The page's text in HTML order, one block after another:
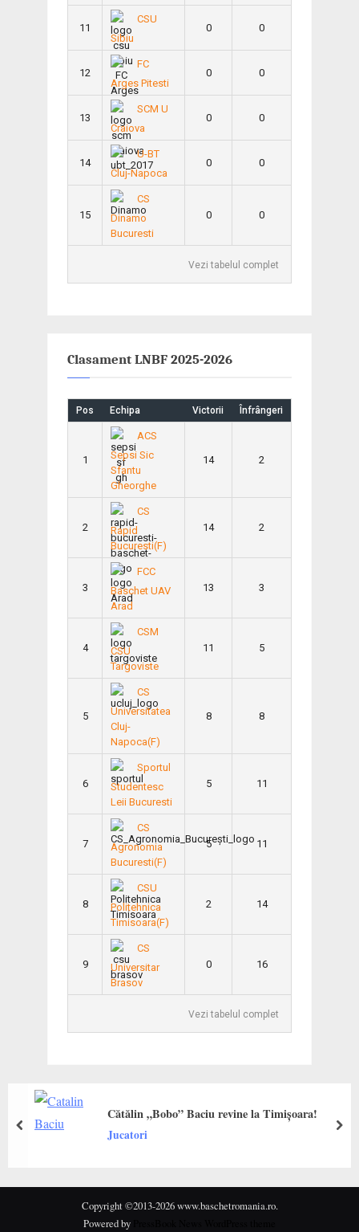
11
CSU
Sibiu
0 0
12
FC
Arges Pitesti
0 0
13
SCM U
Craiova
0 0
14
U-BT
Cluj-Napoca
0 0
15
CS
Dinamo
Bucuresti
0 0
Vezi tabelul complet
Clasament LNBF 2025-2026
Pos Echipa Victorii Înfrângeri
1
ACS
Sepsi Sic
Sfantu
Gheorghe
14 2
2
CS
Rapid
Bucuresti(F)
14 2
3
FCC
Baschet UAV
Arad
13 3
4
CSM
CSU
Targoviste
11 5
5
CS
Universitatea
Cluj-
Napoca(F)
8 8
6
Sportul
Studentesc
Leii Bucuresti
5 11
7
CS
Agronomia
Bucuresti(F)
5 11
8
CSU
Politehnica
Timisoara(F)
2 14
9
CS
Universitar
Brasov
0 16
Vezi tabelul complet
Cătălin „Bobo” Baciu revine la Timișoara!
Jucatori
prev next
Copyright ©2013-2026 www.baschetromania.ro.
Powered by